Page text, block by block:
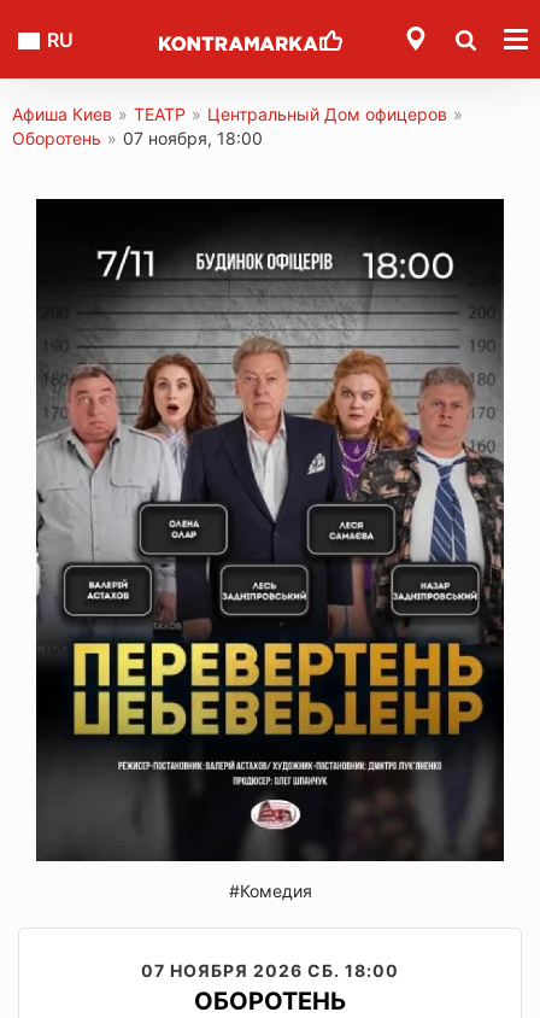
RU
Афиша Киев » ТЕАТР » Центральный Дом офицеров »
Оборотень » 07 ноября, 18:00
#Комедия
07 НОЯБРЯ 2026 СБ. 18:00
ОБОРОТЕНЬ